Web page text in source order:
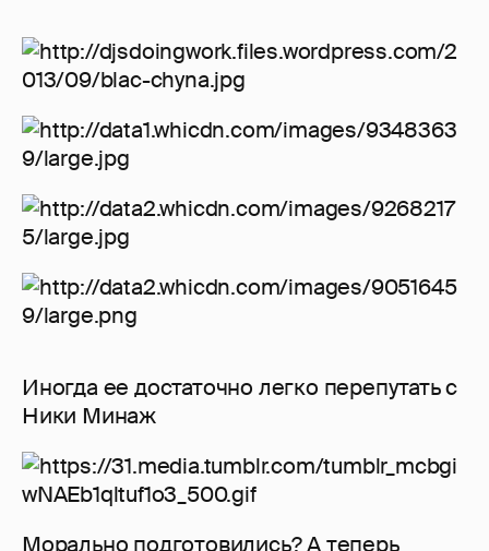
Иногда ее достаточно легко перепутать с
Ники Минаж
Морально подготовились? А теперь